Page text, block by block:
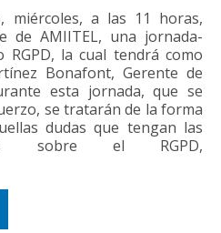
miércoles, a las 11 horas,
de AMIITEL, una jornada-
la cual tendrá como
Bonafont, Gerente de
esta jornada, que se
se tratarán de la forma
dudas que tengan las
sobre el RGPD,